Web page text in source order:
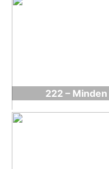
222 –